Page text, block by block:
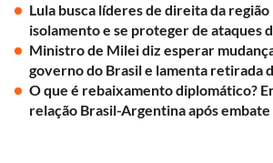
Lula busca líderes de direita da região
isolamento e se proteger de ataques
Ministro de Milei diz esperar
governo do Brasil e lamenta retirada
O que é rebaixamento diplomático?
relação Brasil-Argentina após